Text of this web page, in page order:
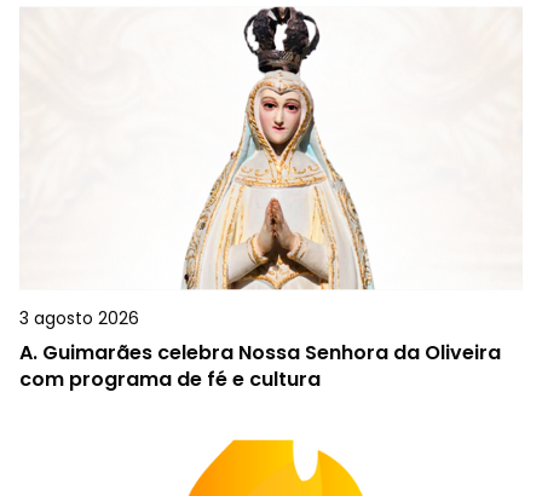
3 agosto 2026
A. Guimarães celebra Nossa Senhora da Oliveira
com programa de fé e cultura